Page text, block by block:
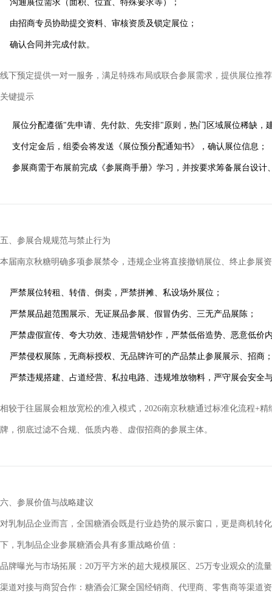
沟通展位需求（面积、位置、特殊要求等）；
由招商专员协助提交资料、审核资质及锁定展位；
确认合同并完成付款。
线下预定提供一对一服务，满足特殊布局或联合参展需求，提供展位推
关键提示
展位分配遵循"先申请、先付款、先安排"原则，热门区域展位稀缺，
支付定金后，组委会将发送《展位预分配通知书》，确认展位信息；
参展商需于布展前完成《参展商手册》学习，并按要求筹备展台设计
五、参展合规规范与禁止行为
本届南京秋糖明确多项参展禁令，违规企业将直接撤销展位、终止参展
严禁展位转租、转借、倒卖，严禁拼摊、私设场外展位；
严禁展品超范围展示、无证展品参展、假冒伪劣、三无产品展陈；
严禁虚假宣传、夸大功效、违规营销炒作，严禁低俗造势、恶意低价
严禁侵权展陈，无商标授权、无品牌许可的产品禁止参展展示、招商
严禁违规搭建、占道经营、私拉电路、违规堆放物料，严守展会安全
相较于往届展会粗放宽松的准入模式，2026南京秋糖通过标准化流程+
牌，彻底过滤不合规、低质内卷、虚假招商的参展主体。
六、参展价值与战略建议
对乳制品企业而言，全国糖酒会既是行业趋势的展示窗口，更是商机转
下，乳制品企业参展糖酒会具有多重战略价值：
品牌曝光与市场拓展：20万平方米的超大规模展区、25万专业观众的流
渠道对接与商贸合作：糖酒会汇聚全国经销商、代理商、零售商等渠道